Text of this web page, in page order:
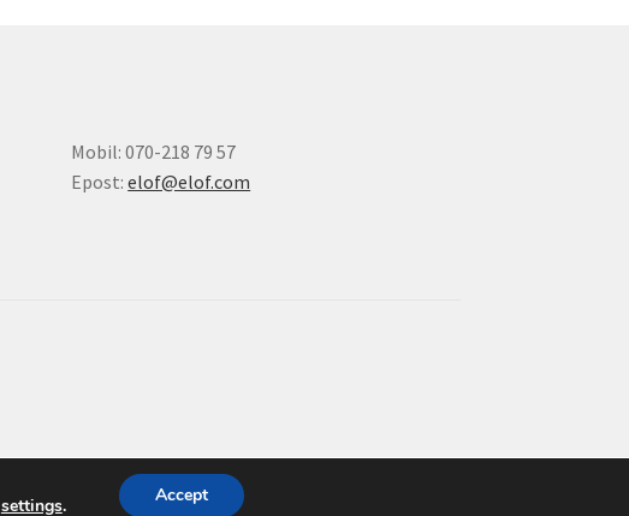
Mobil: 070-218 79 57
Epost:elof@elof.com
settings. Accept